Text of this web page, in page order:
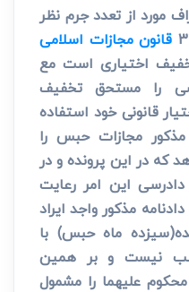
مورد از تعدد جرم نظر
قانون مجازات اسلامی
تخفیف اختیاری است مع
را مستحق تخفیف
قانونی خود استفاده
مذکور مجازات حبس را
که در این پرونده و در
دادرسی این امر رعایت
مذکور واجد ایراد
ماه حبس) با
نیست و بر همین
علیهما را مشمول